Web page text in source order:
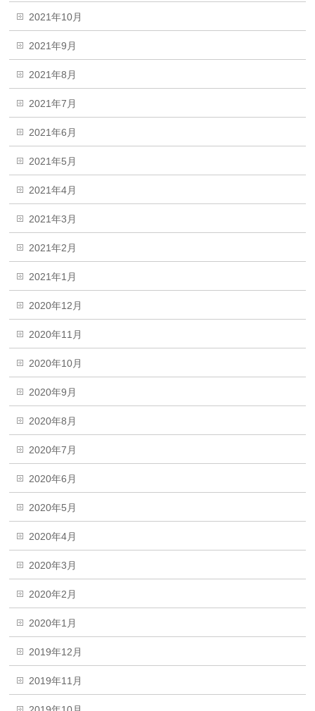
2021年10月
2021年9月
2021年8月
2021年7月
2021年6月
2021年5月
2021年4月
2021年3月
2021年2月
2021年1月
2020年12月
2020年11月
2020年10月
2020年9月
2020年8月
2020年7月
2020年6月
2020年5月
2020年4月
2020年3月
2020年2月
2020年1月
2019年12月
2019年11月